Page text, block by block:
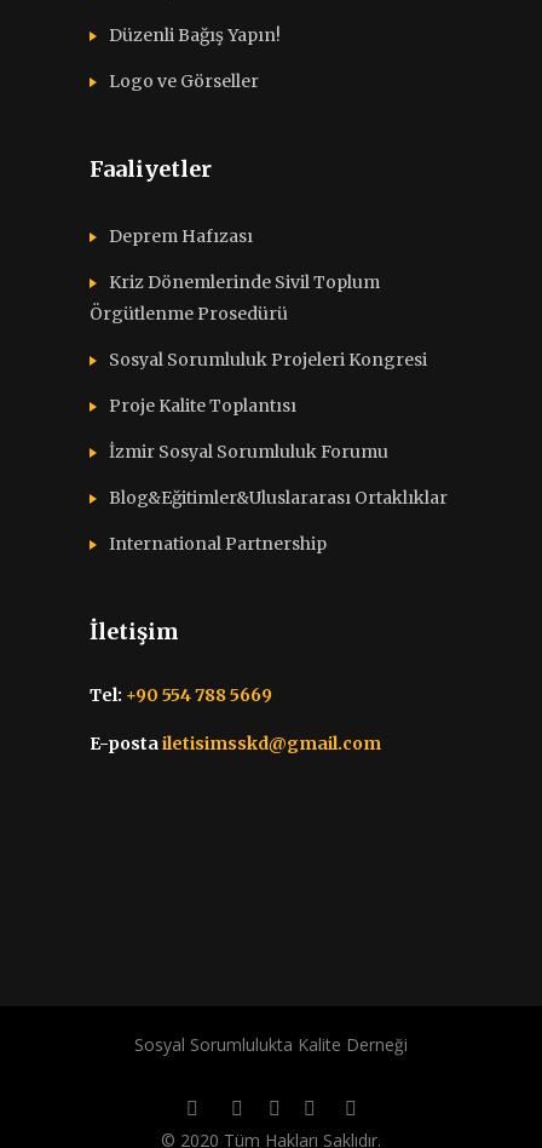
Düzenli Bağış Yapın!
Logo ve Görseller
Faaliyetler
Deprem Hafızası
Kriz Dönemlerinde Sivil Toplum
Örgütlenme Prosedürü
Sosyal Sorumluluk Projeleri Kongresi
Proje Kalite Toplantısı
İzmir Sosyal Sorumluluk Forumu
Blog&Eğitimler&Uluslararası Ortaklıklar
International Partnership
İletişim
Tel: +90 554 788 5669
E-postailetisimsskd@gmail.com
Sosyal Sorumlulukta Kalite Derneği
© 2020 Tüm Hakları Saklıdır.